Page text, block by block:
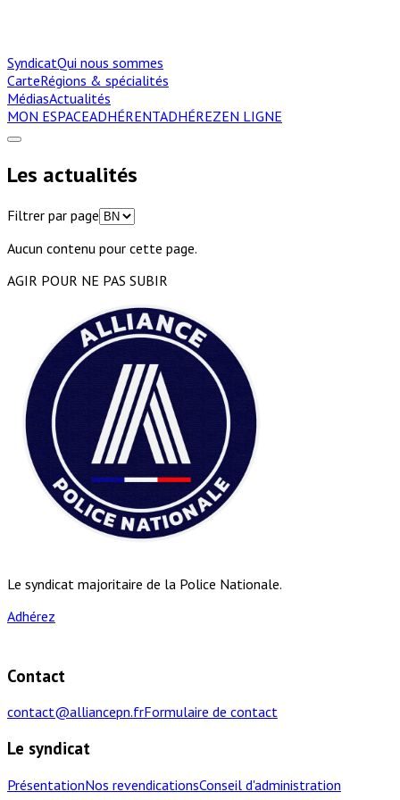
SyndicatQui nous sommes
CarteRégions & spécialités
MédiasActualités
MON ESPACEADHÉRENTADHÉREZEN LIGNE
Les actualités
Filtrer par page
Aucun contenu pour cette page.
AGIR POUR NE PAS SUBIR
Le syndicat majoritaire de la Police Nationale.
Adhérez
Contact
contact@alliancepn.frFormulaire de contact
Le syndicat
PrésentationNos revendicationsConseil d'administration